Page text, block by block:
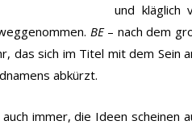
und kläglich
BE– nach dem
das sich im Titel mit dem Sein
abkürzt.
auch immer, die Ideen scheinen